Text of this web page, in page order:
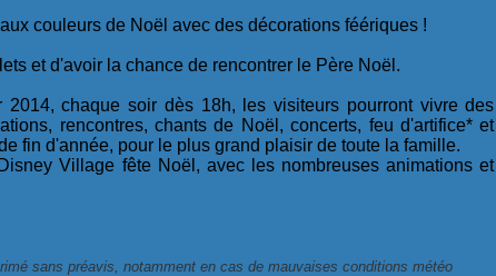
couleurs de Noël avec des décorations féériques !
et d'avoir la chance de rencontrer le Père Noël.
chaque soir dès 18h, les visiteurs pourront vivre des
rencontres, chants de Noël, concerts, feu d'artifice* et
fin d'année, pour le plus grand plaisir de toute la famille.
Village fête Noël, avec les nombreuses animations et
sans préavis, notamment en cas de mauvaises conditions météo